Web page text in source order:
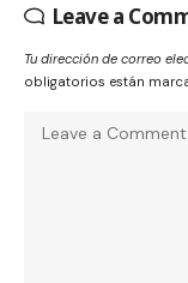
Leave a
Tu dirección de correo
obligatorios están